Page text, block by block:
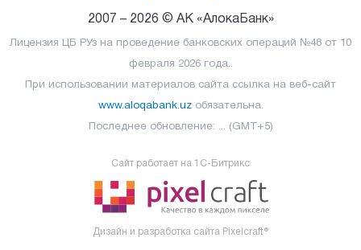
2007 – 2026 © АК «АлокаБанк»
Лицензия ЦБ РУз на проведение банковских операций №48 от 10
февраля 2026 года..
При использовании материалов сайта ссылка на веб-сайт
www.aloqabank.uzобязательна.
Последнее обновление: ... (GMT+5)
Сайт работает на 1C-Битрикс
Дизайн и разработка сайта Pixelcraft®